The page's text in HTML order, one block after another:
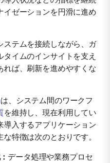
ゼーションを円滑に進め
ステムを接続しながら、ガ
イムのインサイトを支え
れば、刷新を進めやすくな
は、システム間のワークフ
を維持し、現在利用してい
導入するアプリケーション
特徴は次のとおりです。
データ処理や業務プロセ